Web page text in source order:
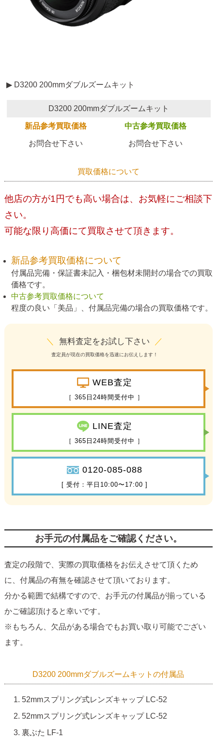
▶ D3200 200mmダブルズームキット
D3200 200mmダブルズームキット
新品参考買取価格 中古参考買取価格
お問合せ下さい お問合せ下さい
買取価格について
他店の方が1円でも高い場合は、お気軽にご相談下
さい。
可能な限り高価にて買取させて頂きます。
新品参考買取価格について
付属品完備・保証書未記入・梱包材未開封の場合での買取
価格です。
中古参考買取価格について
程度の良い「美品」、付属品完備の場合の買取価格です。
＼ 無料査定をお試し下さい ／
査定員が現在の買取価格を迅速にお伝えします！
WEB査定
［ 365日24時間受付中 ］
LINE査定
［ 365日24時間受付中 ］
0120-085-088
[ 受付：平日10:00〜17:00 ]
お手元の付属品をご確認ください。
査定の段階で、実際の買取価格をお伝えさせて頂くため
に、付属品の有無を確認させて頂いております。
分かる範囲で結構ですので、お手元の付属品が揃っている
かご確認頂けると幸いです。
※もちろん、欠品がある場合でもお買い取り可能でござい
ます。
D3200 200mmダブルズームキットの付属品
52mmスプリング式レンズキャップ LC-52
52mmスプリング式レンズキャップ LC-52
裏ぶた LF-1